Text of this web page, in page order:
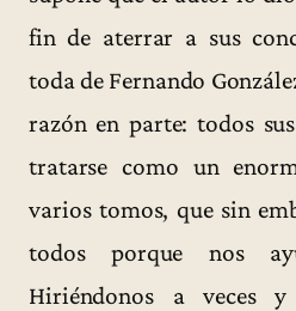
fin de aterrar a sus
toda de Fernando
razón en parte: todos
tratarse como un
varios tomos, que sin
todos porque nos
Hiriéndonos a veces y